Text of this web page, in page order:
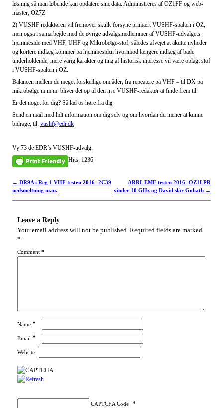
løsning så man løbende kan opdatere sine data. Administreres af OZ1FF og web-
master, OZ7Z.
2) VUSHF redaktøren vil fremover skulle forsyne primært VUSHF-spalten i OZ,
men også i samarbejde med de øvrige udvalgsmedlemmer af VUSHF-udvalgets
hjemmeside med VHF, UHF og Mikrobølge-stof, således afvejet at akutte nyheder
og kortere indlæg kommer på hjemmesiden hvorimod længere indlæg af både
underholdende, mere varig karakter og ting af historisk interesse vil være oplagt stof
i VUSHF-spalten i OZ.
Balancen mellem de meget forskellige områder, fra repeatere på VHF – til DX på
mikrobølge m.m.m. bliver det op til den nye VUSHF-redaktør at finde frem til.
Er det noget for dig? Så lad os høre fra dig.
Send en mail med lidt information om dig selv og om hvordan du mener at kunne
bidrage, til: vushf@edr.dk
Vy 73 de EDR’s VUSHF-udvalg.
Hits: 1236
Post navigation
← DR9A i Reg 1 VHF testen 2016 -2C39
nedsmeltning m.m.
ARRL EME testen 2016 -OZ1LPR
vinder 10 GHz og David slår Goliath →
Leave a Reply
Your email address will not be published. Required fields are marked
*
Comment *
Name *
Email *
Website
CAPTCHA Code *